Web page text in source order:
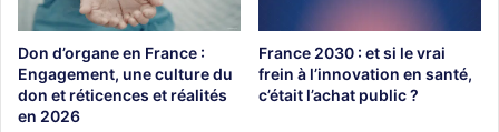
Don d’organe en France :
Engagement, une culture du
don et réticences et réalités
en 2026
France 2030 : et si le vrai
frein à l’innovation en santé,
c’était l’achat public ?